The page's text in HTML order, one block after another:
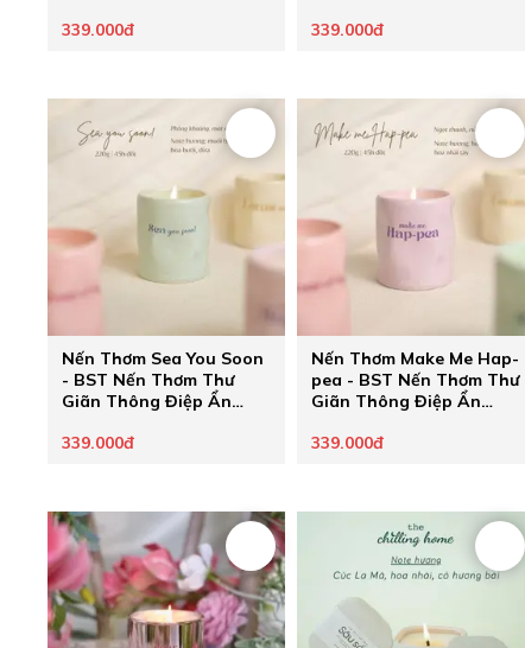
339.000đ
339.000đ
Nến Thơm Sea You Soon
- BST Nến Thơm Thư
Giãn Thông Điệp Ẩn
Chilling Home - Quà
339.000đ
Nến Thơm Make Me Hap-
pea - BST Nến Thơm Thư
Giãn Thông Điệp Ẩn
Chilling Home - Quà
339.000đ